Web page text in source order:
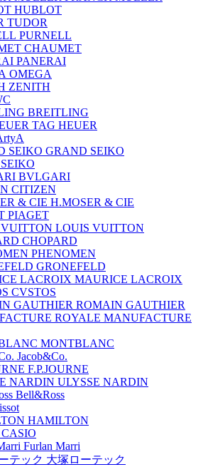
HUBLOT
TUDOR
PURNELL
CHAUMET
PANERAI
OMEGA
ZENITH
BREITLING
TAG HEUER
GRAND SEIKO
SEIKO
BVLGARI
CITIZEN
H.MOSER & CIE
PIAGET
LOUIS VUITTON
CHOPARD
PHENOMEN
GRONEFELD
MAURICE LACROIX
CVSTOS
ROMAIN GAUTHIER
MANUFACTURE
MONTBLANC
Jacob&Co.
F.P.JOURNE
ULYSSE NARDIN
Bell&Ross
HAMILTON
CASIO
Furlan Marri
大塚ローテック